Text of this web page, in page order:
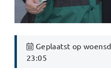
Geplaatst op
23:05